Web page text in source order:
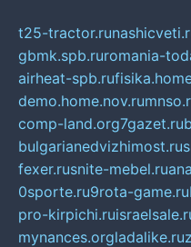
t25-tractor.ru
gbmk.spb.ruromania-
airheat-spb.ru
demo.home.nov.ru
comp-land.org7gazet.ru
bulgarianedvizhimost.ru
fexer.rusnite-mebel.ru
0sporte.ru9rota-game.ru
pro-kirpichi.ru
mynances.orgladalike.ru